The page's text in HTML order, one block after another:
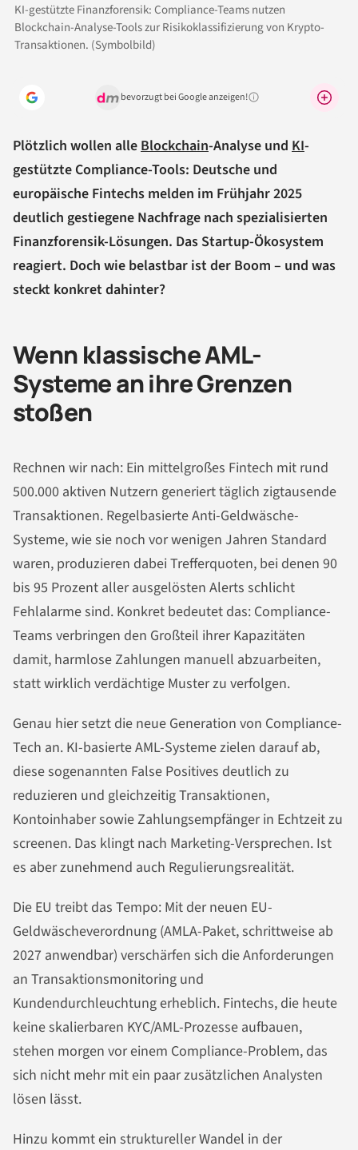
KI-gestützte Finanzforensik: Compliance-Teams nutzen
Blockchain-Analyse-Tools zur Risikoklassifizierung von Krypto-
Transaktionen. (Symbolbild)
bevorzugt bei Google anzeigen!Warum lohnt sich das?
Plötzlich wollen alle Blockchain-Analyse und KI-
gestützte Compliance-Tools: Deutsche und
europäische Fintechs melden im Frühjahr 2025
deutlich gestiegene Nachfrage nach spezialisierten
Finanzforensik-Lösungen. Das Startup-Ökosystem
reagiert. Doch wie belastbar ist der Boom – und was
steckt konkret dahinter?
Wenn klassische AML-
Systeme an ihre Grenzen
stoßen
Rechnen wir nach: Ein mittelgroßes Fintech mit rund
500.000 aktiven Nutzern generiert täglich zigtausende
Transaktionen. Regelbasierte Anti-Geldwäsche-
Systeme, wie sie noch vor wenigen Jahren Standard
waren, produzieren dabei Trefferquoten, bei denen 90
bis 95 Prozent aller ausgelösten Alerts schlicht
Fehlalarme sind. Konkret bedeutet das: Compliance-
Teams verbringen den Großteil ihrer Kapazitäten
damit, harmlose Zahlungen manuell abzuarbeiten,
statt wirklich verdächtige Muster zu verfolgen.
Genau hier setzt die neue Generation von Compliance-
Tech an. KI-basierte AML-Systeme zielen darauf ab,
diese sogenannten False Positives deutlich zu
reduzieren und gleichzeitig Transaktionen,
Kontoinhaber sowie Zahlungsempfänger in Echtzeit zu
screenen. Das klingt nach Marketing-Versprechen. Ist
es aber zunehmend auch Regulierungsrealität.
Die EU treibt das Tempo: Mit der neuen EU-
Geldwäscheverordnung (AMLA-Paket, schrittweise ab
2027 anwendbar) verschärfen sich die Anforderungen
an Transaktionsmonitoring und
Kundendurchleuchtung erheblich. Fintechs, die heute
keine skalierbaren KYC/AML-Prozesse aufbauen,
stehen morgen vor einem Compliance-Problem, das
sich nicht mehr mit ein paar zusätzlichen Analysten
lösen lässt.
Hinzu kommt ein struktureller Wandel in der